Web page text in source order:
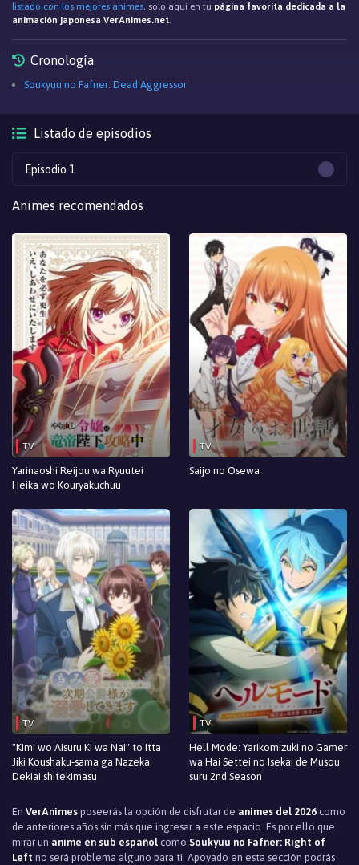
listado con los mejores animes, solo aqui en tu página favorita dedicada a la
animación japonesa VerAnimes.net.
Cronología
Soukyuu no Fafner: Dead Aggressor
Listado de episodios
Episodio 1
Animes recomendados
TV
Yarinaoshi Reijou wa Ryuutei
Heika wo Kouryakuchuu
TV
Saijo no Osewa
TV
"Kimi wo Aisuru Ki wa Nai" to Itta
Jiki Koushaku-sama ga Nazeka
Dekiai shitekimasu
TV
Hell Mode: Yarikomizuki no Gamer
wa Hai Settei no Isekai de Musou
suru 2nd Season
En VerAnimes poseerás la opción de disfrutar de animes del 2026 como
de anteriores años sin más que ingresar a este espacio. Es por ello que
mirar un anime en sub español como Soukyuu no Fafner: Right of
Left no será problema alguno para ti. Apoyado en esta sección podrás